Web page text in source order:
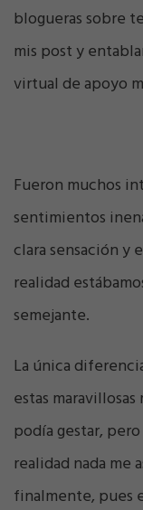
blogueras sobre
mis post y
virtual de apoyo
Fueron muchos
sentimientos
clara sensación y
realidad
semejante.
La única
estas
podía gestar,
realidad nada me
finalmente, pues